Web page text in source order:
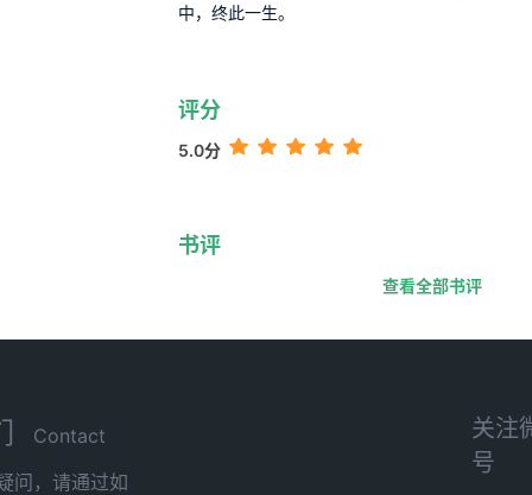
中，终此一生。
评分
5.0分
书评
查看全部书评
Contact
问，请通过如
关注
号